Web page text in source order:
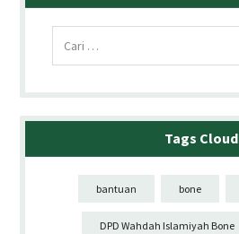
Tags Cloud
bantuan bone
DPD Wahdah Islamiyah Bone